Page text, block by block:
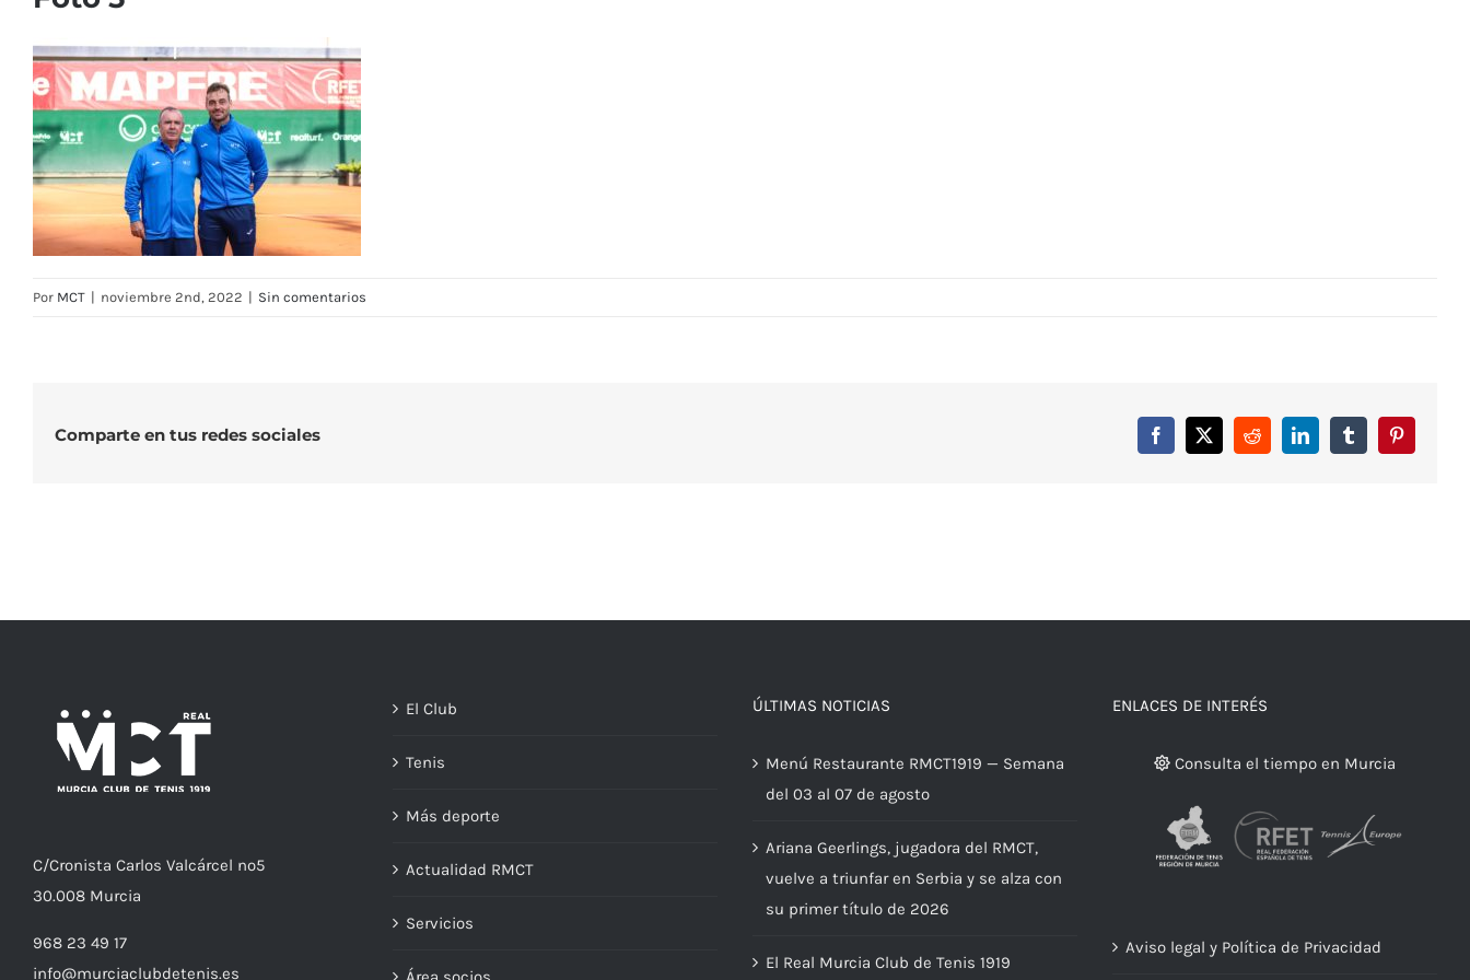
Por MCT | noviembre 2nd, 2022 | Sin comentarios
Comparte en tus redes sociales Facebook
X RedditLinkedInTumblrPinterest
C/Cronista Carlos Valcárcel nº5
30.008 Murcia
968 23 49 17
info@murciaclubdetenis.es
El Club
Tenis
Más deporte
Actualidad RMCT
Servicios
ÚLTIMAS NOTICIAS
Menú Restaurante RMCT1919 — Semana
del 03 al 07 de agosto
Ariana Geerlings, jugadora del RMCT,
vuelve a triunfar en Serbia y se alza con
su primer título de 2026
El Real Murcia Club de Tenis 1919
ENLACES DE INTERÉS
Consulta el tiempo en Murcia
Aviso legal y Política de Privacidad